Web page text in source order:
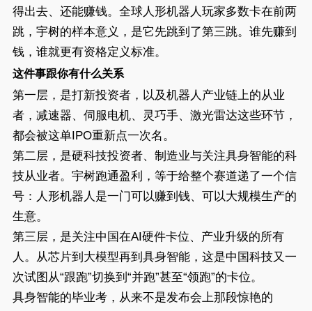
得出去、还能赚钱。全球人形机器人玩家多数卡在前两
跳，宇树的样本意义，是它先跳到了第三跳。谁先赚到
钱，谁就更有资格定义标准。
这件事跟你有什么关系
第一层，是打新投资者，以及机器人产业链上的从业
者，减速器、伺服电机、灵巧手、激光雷达这些环节，
都会被这单IPO重新点一次名。
第二层，是硬科技投资者、制造业与关注具身智能的科
技从业者。宇树跑通盈利，等于给整个赛道递了一个信
号：人形机器人是一门可以赚到钱、可以大规模生产的
生意。
第三层，是关注中国在AI硬件卡位、产业升级的所有
人。从芯片到大模型再到具身智能，这是中国科技又一
次试图从“跟跑”切换到“并跑”甚至“领跑”的卡位。
具身智能的毕业考，从来不是发布会上那段惊艳的